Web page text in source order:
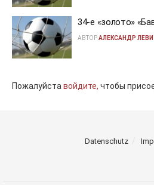
34-е «золото»
АВТОРАЛЕКСАНДР
Пожалуйставойдите, чтобы
Datenschutz